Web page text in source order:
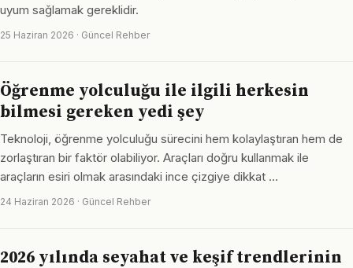
uyum sağlamak gereklidir.
25 Haziran 2026 · Güncel Rehber
Öğrenme yolculuğu ile ilgili herkesin
bilmesi gereken yedi şey
Teknoloji, öğrenme yolculuğu sürecini hem kolaylaştıran hem de
zorlaştıran bir faktör olabiliyor. Araçları doğru kullanmak ile
araçların esiri olmak arasındaki ince çizgiye dikkat …
24 Haziran 2026 · Güncel Rehber
2026 yılında seyahat ve keşif trendlerinin